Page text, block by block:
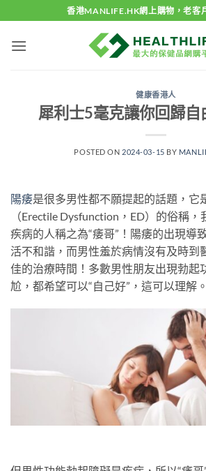
to
content
香港MANLIFE.HK網上購物，老客
健康香港人
犀利士5毫克讓你回歸自
POSTED ON 2024-03-15 BY
陽痿是很多男性都不願提起的話題，它
（Erectile Dysfunction，ED）的俗稱
疾病的人稱之為“痿哥”！陽痿的出現導
活不和諧，而男性羞於病情沒有及時到
佳的治療時間！多數男性朋友出現勃起
尬，都希望可以“自己好”，這可以理解。